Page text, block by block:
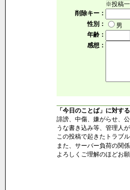
※投稿一
削除キー：
性別：
年齢：
感想：
「今日のことば」に対す
誹謗、中傷、嫌がらせ、
うな書き込み等、管理人
この投稿で起きたトラブ
また、サーバー負荷の関係
よろしくご理解のほどお願